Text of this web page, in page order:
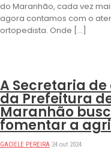
do Maranhão, cada vez
agora contamos com o
ortopedista. Onde […]
A Secretaria
da Prefeitura
Maranhão
fomentar a
GACIELE PEREIRA 24 out 2024